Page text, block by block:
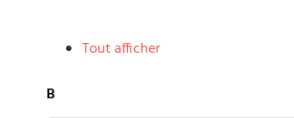
Tout afficher
B